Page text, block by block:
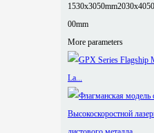
1530x3050mm
00mm
More parameters